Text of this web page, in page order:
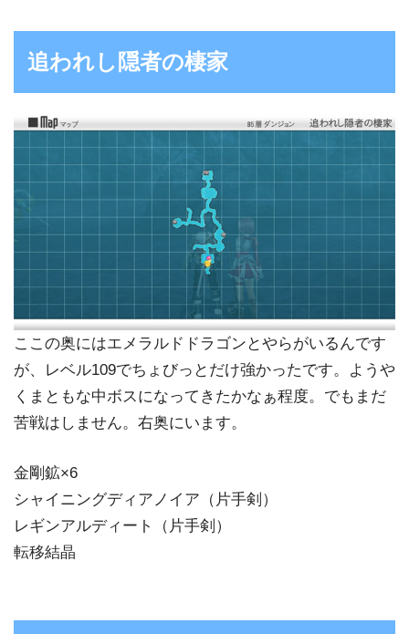
追われし隠者の棲家
ここの奥にはエメラルドドラゴンとやらがいるんです
が、レベル109でちょびっとだけ強かったです。ようや
くまともな中ボスになってきたかなぁ程度。でもまだ
苦戦はしません。右奥にいます。
金剛鉱×6
シャイニングディアノイア（片手剣）
レギンアルディート（片手剣）
転移結晶